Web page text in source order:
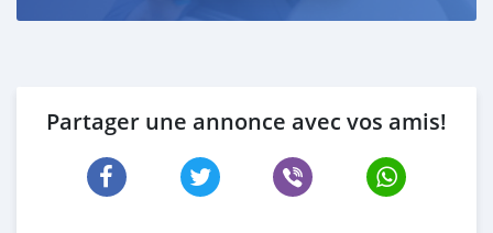
Partager une annonce avec vos amis!